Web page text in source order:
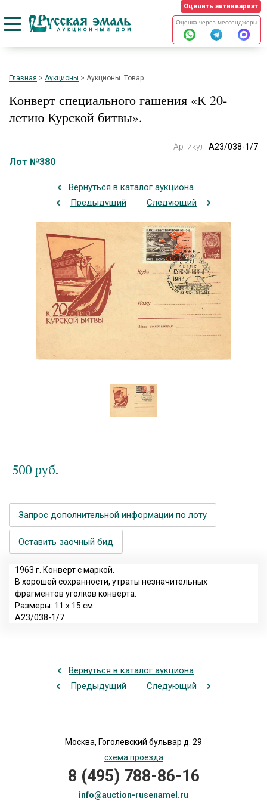
Оценить антиквариат
Оценка через мессенджеры
Главная > Аукционы > Аукционы. Товар
Вернуться в каталог аукциона
Предыдущий
Следующий
Конверт специального гашения «К 20-
летию Курской битвы».
Лот №380
Артикул: А23/038-1/7
500руб.
Запрос дополнительной информации по лоту
Оставить заочный бид
1963 г. Конверт с маркой.
В хорошей сохранности, утраты незначительных
фрагментов уголков конверта.
Размеры: 11 х 15 см.
А23/038-1/7
Вернуться в каталог аукциона
Предыдущий
Следующий
Москва, Гоголевский бульвар д. 29
схема проезда
8 (495) 788-86-16
info@auction-rusenamel.ru